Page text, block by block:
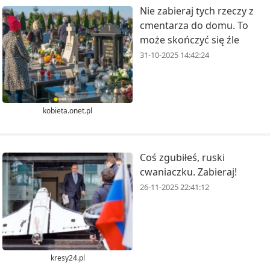
kobieta.onet.pl
Nie zabieraj tych rzeczy z
cmentarza do domu. To
może skończyć się źle
31-10-2025 14:42:24
kresy24.pl
Coś zgubiłeś, ruski
cwaniaczku. Zabieraj!
26-11-2025 22:41:12